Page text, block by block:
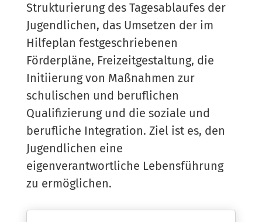
Strukturierung des Tagesablaufes der
Jugendlichen, das Umsetzen der im
Hilfeplan festgeschriebenen
Förderpläne, Freizeitgestaltung, die
Initiierung von Maßnahmen zur
schulischen und beruflichen
Qualifizierung und die soziale und
berufliche Integration. Ziel ist es, den
Jugendlichen eine
eigenverantwortliche Lebensführung
zu ermöglichen.